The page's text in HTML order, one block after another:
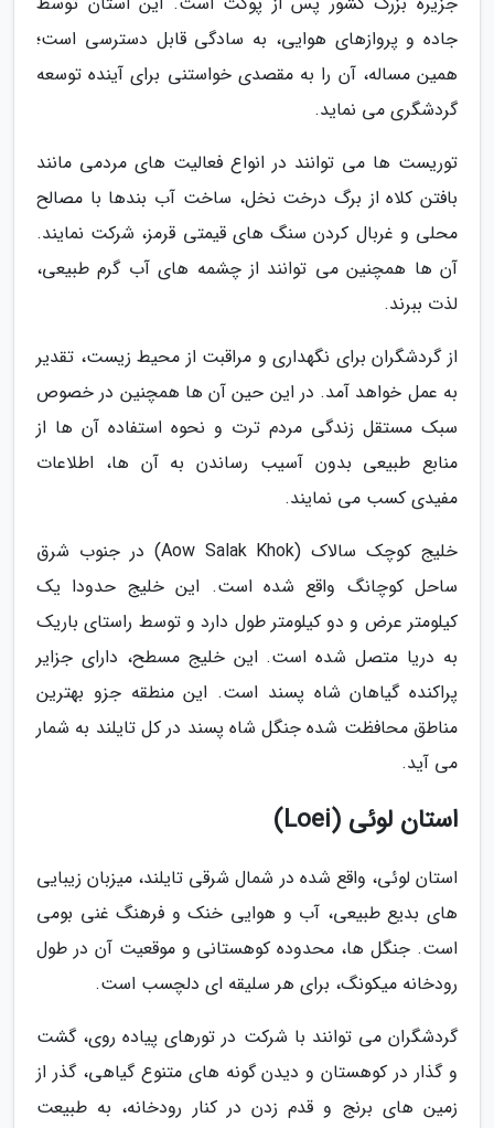
جاده و پروازهای هوایی، به سادگی قابل دسترسی است؛
همین مساله، آن را به مقصدی خواستنی برای آینده توسعه
گردشگری می نماید.
توریست ها می توانند در انواع فعالیت های مردمی مانند
بافتن کلاه از برگ درخت نخل، ساخت آب بندها با مصالح
محلی و غربال کردن سنگ های قیمتی قرمز، شرکت نمایند.
آن ها همچنین می توانند از چشمه های آب گرم طبیعی،
لذت ببرند.
از گردشگران برای نگهداری و مراقبت از محیط زیست، تقدیر
به عمل خواهد آمد. در این حین آن ها همچنین در خصوص
سبک مستقل زندگی مردم ترت و نحوه استفاده آن ها از
منابع طبیعی بدون آسیب رساندن به آن ها، اطلاعات
مفیدی کسب می نمایند.
خلیج کوچک سالاک (Aow Salak Khok) در جنوب شرق
ساحل کوچانگ واقع شده است. این خلیج حدودا یک
کیلومتر عرض و دو کیلومتر طول دارد و توسط راستای باریک
به دریا متصل شده است. این خلیج مسطح، دارای جزایر
پراکنده گیاهان شاه پسند است. این منطقه جزو بهترین
مناطق محافظت شده جنگل شاه پسند در کل تایلند به شمار
می آید.
استان لوئی (Loei)
استان لوئی، واقع شده در شمال شرقی تایلند، میزبان زیبایی
های بدیع طبیعی، آب و هوایی خنک و فرهنگ غنی بومی
است. جنگل ها، محدوده کوهستانی و موقعیت آن در طول
رودخانه میکونگ، برای هر سلیقه ای دلچسب است.
گردشگران می توانند با شرکت در تورهای پیاده روی، گشت
و گذار در کوهستان و دیدن گونه های متنوع گیاهی، گذر از
زمین های برنج و قدم زدن در کنار رودخانه، به طبیعت